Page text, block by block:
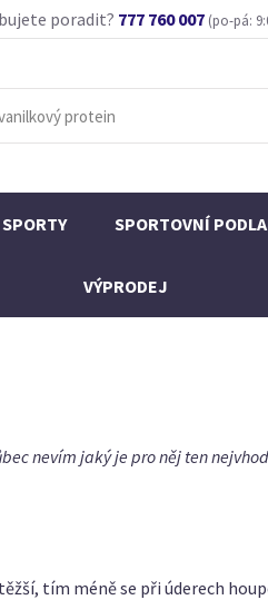
poradit? 777 760 007 (po-pá:
SPORTOVNÍ
VÝPRODEJ
nevím jaký je pro něj ten
tím méně se při úderech